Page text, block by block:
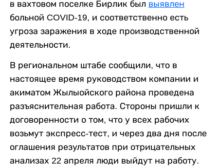
в вахтовом поселке Бирлик был выявлен
больной COVID-19, и соответственно есть
угроза заражения в ходе производственной
деятельности.
В региональном штабе сообщили, что в
настоящее время руководством компании и
акиматом Жылыойского района проведена
разъяснительная работа. Стороны пришли к
договоренности о том, что у всех рабочих
возьмут экспресс-тест, и через два дня после
оглашения результатов при отрицательных
анализах 22 апреля люди выйдут на работу.